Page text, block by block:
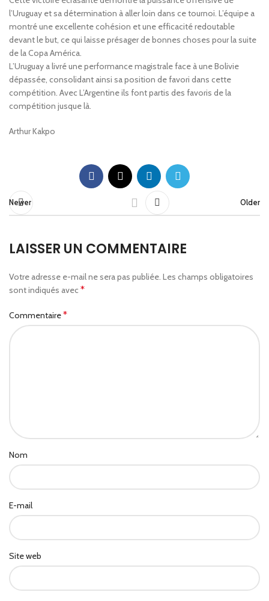
l’Uruguay et sa détermination à aller loin dans ce tournoi. L’équipe a
montré une excellente cohésion et une efficacité redoutable
devant le but, ce qui laisse présager de bonnes choses pour la suite
de la Copa América.
L’Uruguay a livré une performance magistrale face à une Bolivie
dépassée, consolidant ainsi sa position de favori dans cette
compétition. Avec L’Argentine ils font partis des favoris de la
compétition jusque là.
Arthur Kakpo
Newer Older
LAISSER UN COMMENTAIRE
Votre adresse e-mail ne sera pas publiée. Les champs obligatoires
sont indiqués avec *
Commentaire*
Nom
E-mail
Site web